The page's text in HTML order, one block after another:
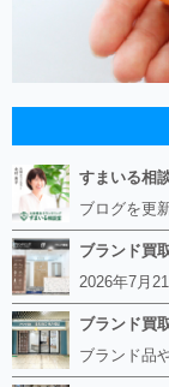
すまいる相
ブランド買
ブランド買